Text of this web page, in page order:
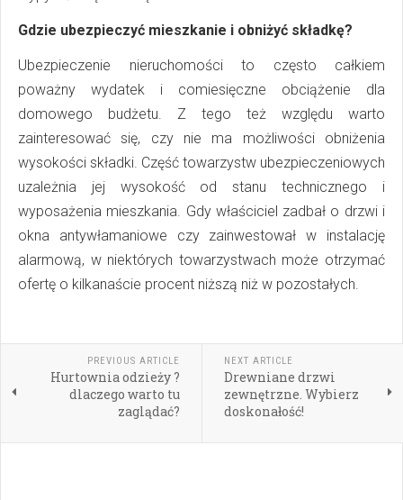
Gdzie ubezpieczyć mieszkanie i obniżyć składkę?
Ubezpieczenie nieruchomości to często całkiem
poważny wydatek i comiesięczne obciążenie dla
domowego budżetu. Z tego też względu warto
zainteresować się, czy nie ma możliwości obniżenia
wysokości składki. Część towarzystw ubezpieczeniowych
uzależnia jej wysokość od stanu technicznego i
wyposażenia mieszkania. Gdy właściciel zadbał o drzwi i
okna antywłamaniowe czy zainwestował w instalację
alarmową, w niektórych towarzystwach może otrzymać
ofertę o kilkanaście procent niższą niż w pozostałych.
PREVIOUS ARTICLE
Hurtownia odzieży ?
dlaczego warto tu
zaglądać?
NEXT ARTICLE
Drewniane drzwi
zewnętrzne. Wybierz
doskonałość!